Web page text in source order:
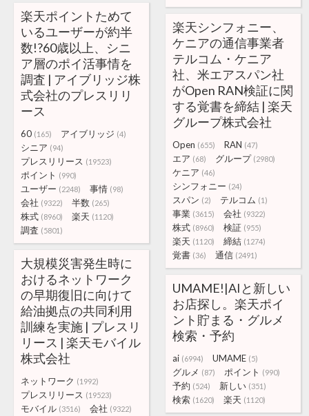
楽天ポイントためて
いるユーザーが約半
数!?60歳以上、シニ
ア層のポイ活事情を
調査 | アイブリッジ株
式会社のプレスリリ
ース
60 (165) アイブリッジ (4)
シニア (94)
プレスリリース (19523)
ポイント (990)
ユーザー (2248) 事情 (98)
会社 (9322) 半数 (265)
株式 (8960) 楽天 (1120)
調査 (5801)
楽天シンフォニー、
ケニアの通信事業者
テルコム・ケニア
社、米エアスパン社
がOpen RAN検証に関
する覚書を締結 | 楽天
グループ株式会社
Open (655) RAN (47)
エア (68) グループ (2980)
ケニア (46)
シンフォニー (24)
スパン (2) テルコム (1)
事業 (3615) 会社 (9322)
株式 (8960) 検証 (955)
楽天 (1120) 締結 (1274)
覚書 (36) 通信 (2491)
大規模災害発生時に
おけるネットワーク
の早期復旧に向けて
給油拠点の共同利用
訓練を実施 | プレスリ
リース | 楽天モバイル
株式会社
ネットワーク (1992)
プレスリリース (19523)
モバイル (3516) 会社 (9322)
UMAME!|AIと新しい
お店探し。楽天ポイ
ント貯まる・グルメ
検索・予約
ai (6994) UMAME (5)
グルメ (87) ポイント (990)
予約 (524) 新しい (351)
検索 (1620) 楽天 (1120)